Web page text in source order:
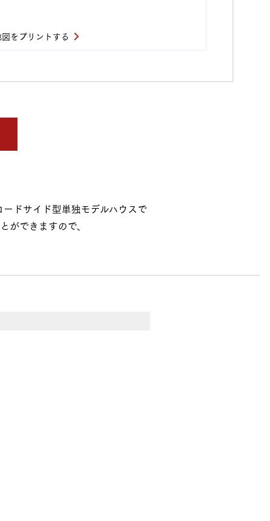
をプリントする
ドサイド型単独モデルハウスで
できますので、